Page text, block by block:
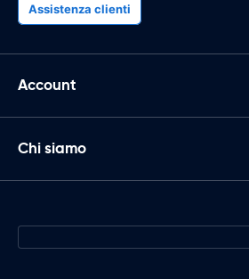
Assistenza clienti
Account
Chi siamo